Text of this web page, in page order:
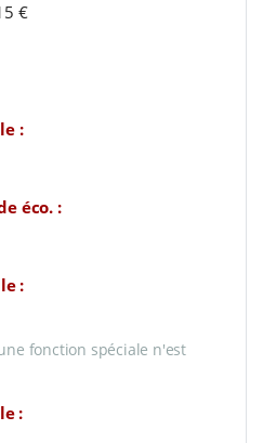
€
:
éco. :
:
fonction spéciale n'est
: